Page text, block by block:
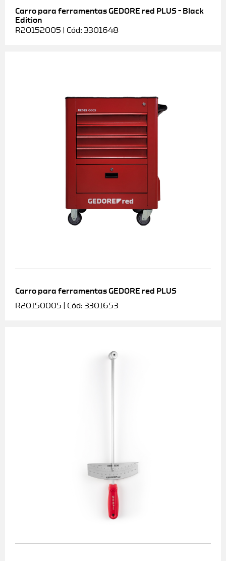
Carro para ferramentas GEDORE red PLUS – Black
Edition
R20152005 | Cód: 3301648
Carro para ferramentas GEDORE red PLUS
R20150005 | Cód: 3301653